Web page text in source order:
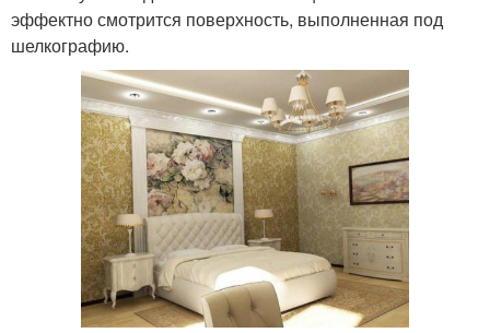
эффектно смотрится поверхность, выполненная под
шелкографию.